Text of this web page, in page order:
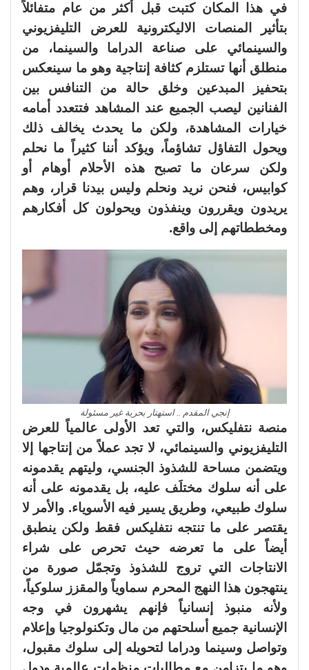
في هذا المكان كتبت قبل أكثر من عام متفائلاً
بتأثير المنصات الاليكترونية للعرض التليفزيوني
والسينمائي على صناعة الدراما والسينما، من
منطلق أنها تستلزم كثافة إنتاجية وهو ما سينعكس
بتحفيز المبدعين وخلق حالة من التنافس بين
الفنانين ليصب الجميع عند المشاهد فتتعدد أمامه
خيارات المشاهدة، ولكن ما يحدث يخالف ذلك
ويحول التفاؤل تشاؤماً، ويؤكد أننا كثيراً ما نحلم
ولكن سرعان ما تصبح هذه الأحلام أوهام أو
كوابيس، فنحن نريد ونحلم وليس بيدنا قرار، وهم
يريدون ويقررون وينفذون ويحولون كل أفكارهم
ومخططاتهم إلى واقع.
إنجي المقدم .. استهتار بحرية غير مسئولة
منصة نتفليكس، والتي تعد الأولى عالمياً للعرض
التليفزيوني والسينمائي، لا تجد عملاً من إنتاجها إلا
ويتضمن مساحة للشذوذ الجنسي، وليتهم يقدمونه
على أنه سلوك مختلَف عليه، بل يقدمونه على أنه
سلوك طبيعي، وطريق يسير فيه الأسوياء. والأمر لا
يقتصر على ما تنتجه نتفليكس فقط ولكن ينطبق
أيضاً على ما تعرضه حيث تحرص على شراء
الانتاجات التي تروج للشذوذ وتجمّل صورة من
ينتهجون هذا النهج المحرم سماوياً والمقزز سلوكياً،
ولأنه منبوذ إنسانياً فإنهم يشهرون في وجه
الإنسانية جميع أسلحتهم من مال وتكنولوجيا وإعلام
وتواصل وسينما ودراما لتحويله إلى سلوك مقبول،